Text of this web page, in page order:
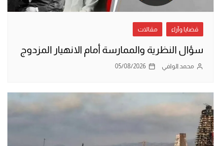
قضايا وآراء مقالات
سؤال النظرية والممارسة أمام الانهيار المزدوج
محمد الوافي 05/08/2026